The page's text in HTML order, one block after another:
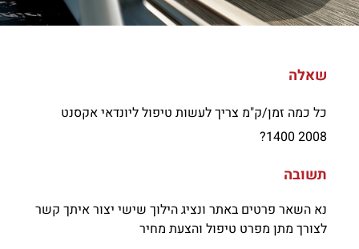
שאלה
כל כמה זמן/ק"מ צריך לעשות טיפול ליונדאי אקסנט
2008 1400?
תשובה
נא השאר פרטים באתר ונציג הילוך שישי יצור איתך קשר
לצורך מתן מפרט טיפול והצעת מחיר